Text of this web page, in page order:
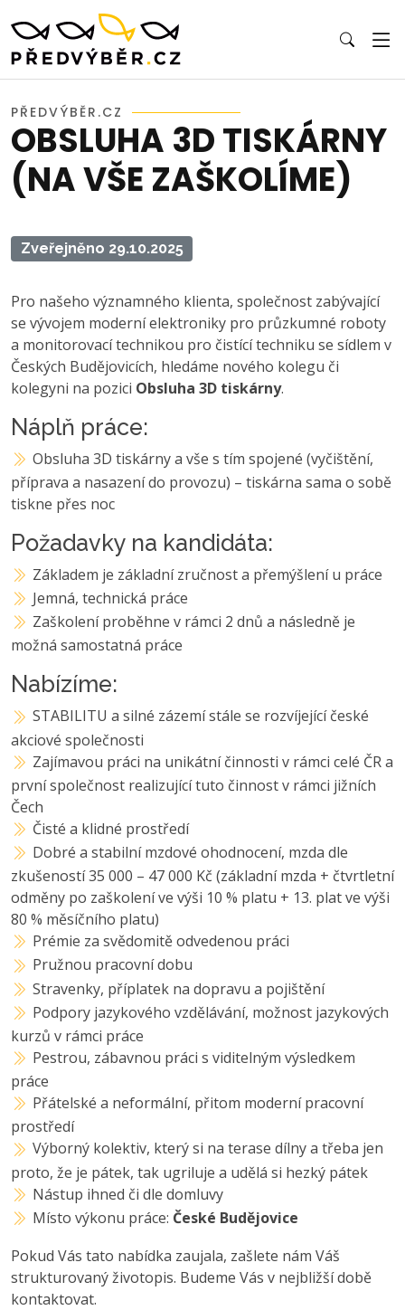
PŘEDVÝBĚR.CZ
OBSLUHA 3D TISKÁRNY
(NA VŠE ZAŠKOLÍME)
Zveřejněno 29.10.2025
Pro našeho významného klienta, společnost zabývající
se vývojem moderní elektroniky pro průzkumné roboty
a monitorovací technikou pro čistící techniku se sídlem v
Českých Budějovicích, hledáme nového kolegu či
kolegyni na pozici Obsluha 3D tiskárny.
Náplň práce:
Obsluha 3D tiskárny a vše s tím spojené (vyčištění,
příprava a nasazení do provozu) – tiskárna sama o sobě
tiskne přes noc
Požadavky na kandidáta:
Základem je základní zručnost a přemýšlení u práce
Jemná, technická práce
Zaškolení proběhne v rámci 2 dnů a následně je
možná samostatná práce
Nabízíme:
STABILITU a silné zázemí stále se rozvíjející české
akciové společnosti
Zajímavou práci na unikátní činnosti v rámci celé ČR a
první společnost realizující tuto činnost v rámci jižních
Čech
Čisté a klidné prostředí
Dobré a stabilní mzdové ohodnocení, mzda dle
zkušeností 35 000 – 47 000 Kč (základní mzda + čtvrtletní
odměny po zaškolení ve výši 10 % platu + 13. plat ve výši
80 % měsíčního platu)
Prémie za svědomitě odvedenou práci
Pružnou pracovní dobu
Stravenky, příplatek na dopravu a pojištění
Podpory jazykového vzdělávání, možnost jazykových
kurzů v rámci práce
Pestrou, zábavnou práci s viditelným výsledkem
práce
Přátelské a neformální, přitom moderní pracovní
prostředí
Výborný kolektiv, který si na terase dílny a třeba jen
proto, že je pátek, tak ugriluje a udělá si hezký pátek
Nástup ihned či dle domluvy
Místo výkonu práce: České Budějovice
Pokud Vás tato nabídka zaujala, zašlete nám Váš
strukturovaný životopis. Budeme Vás v nejbližší době
kontaktovat.